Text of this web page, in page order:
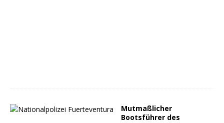
Mutmaßlicher
Bootsführer des